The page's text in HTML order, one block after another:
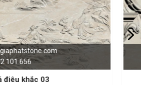
www.hoanggiaphatstone.com
0972 101 656
Tranh đá điêu khắc 04